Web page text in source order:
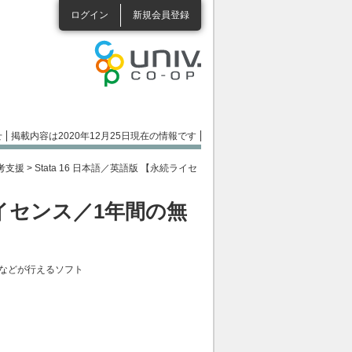
ログイン 新規会員登録
掲載内容は2020年12月25日現在の情報です
支援 > Stata 16 日本語／英語版 【永続ライセ
センス／1年間の無
どが行えるソフト